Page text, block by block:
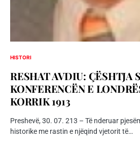
HISTORI
RESHAT AVDIU: ÇËSHTJA
KONFERENCËN E
KORRIK 1913
Preshevë, 30. 07. 213 – Të nderuar
historike me rastin e njëqind vjetorit të…